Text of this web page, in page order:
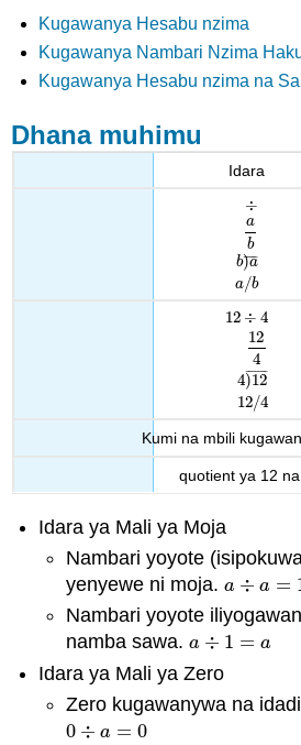
Kugawanya Hesabu nzima
Kugawanya Nambari Nzima
Kugawanya Hesabu nzima na
Dhana muhimu
Idara
÷
a
b
b)a
¯ ¯
¯¯¯
a/b
ab
12 ÷ 4
12
4
4)12
¯ ¯
¯¯¯¯¯
12/4
412
Kumi na mbili
quotient ya 12 na
Idara ya Mali ya Moja
Nambari yoyote
yenyewe ni moja. a ÷ a =
a÷a =1
Nambari yoyote
namba sawa. a ÷ 1 = a
a÷1 = a
Idara ya Mali ya Zero
Zero kugawanywa na
0 ÷ a = 0
0 ÷a =0